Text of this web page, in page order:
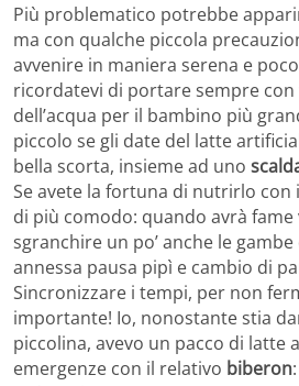
Più problematico potrebbe
ma con qualche piccola
avvenire in maniera serena e
ricordatevi di portare sempre con
dell’acqua per il bambino più
piccolo se gli date del latte
bella scorta, insieme ad uno
Se avete la fortuna di nutrirlo
di più comodo: quando avrà
sgranchire un po’ anche le
annessa pausa pipì e cambio di
Sincronizzare i tempi, per non
importante! Io, nonostante stia
piccolina, avevo un pacco di latte
emergenze con il relativo biberon